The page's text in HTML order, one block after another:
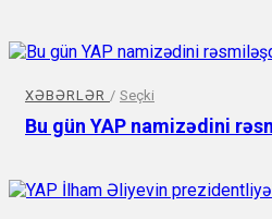
XƏBƏRLƏR / Seçki
Bu gün YAP namizədini